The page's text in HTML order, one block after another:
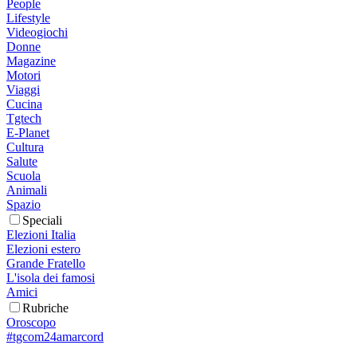
People
Lifestyle
Videogiochi
Donne
Magazine
Motori
Viaggi
Cucina
Tgtech
E-Planet
Cultura
Salute
Scuola
Animali
Spazio
Speciali
Elezioni Italia
Elezioni estero
Grande Fratello
L'isola dei famosi
Amici
Rubriche
Oroscopo
#tgcom24amarcord